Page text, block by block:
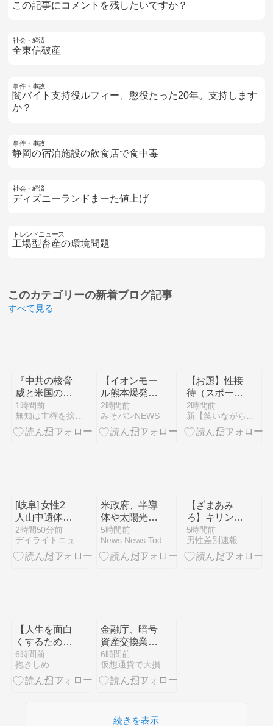
この記事にコメントを残したいですか？
社会・経済
全東信破産
事件・事故
闇バイト支持役ルフィー、懲役たった20年。支持します
か？
事件・事故
静岡の宿泊施設の飲食店で食中毒
社会・経済
ディズニーランドまーた値上げ
トレンドニュース
工場型畜産の環境問題
このカテゴリーの新着ブログ記事
すべて見る
『中共の核脅
威と米国の及
び腰の中、現
実を直視しな
い「お気楽国
1時間前
無知は主権を捨てよ!
【イオンモー
ル熊本爆発】
なぜ再入館で
きた？ハビタ
幹部は「モー
可能性」
2時間前
みそパンNEWS
【お題】性接
待（スポーツ
なぞかけ）
2時間前
新【笑いながら脳を鍛える】なぞかけブログ
[岐阜] 女性2
人山中遺体遺
棄・犯行に及
んだ内縁の夫
との共謀が裁
2時間50分前
米政府、半導
体や太陽光パ
ネルの主な材
料となる「ポ
リシリコン」
5時間前
【ざまあみ
ろ】キリン子
会社がアメリ
カで女性限定
研修をして
5時間前
男性差別速報
【人生を面白
くするため
に】「行動」
よりも大切な
こと
6時間前
抱きしめ
金融庁、暗号
資産交換業者
のサイバー報
告を共通化へ
──政府対応
う
6時間前
続きを表示